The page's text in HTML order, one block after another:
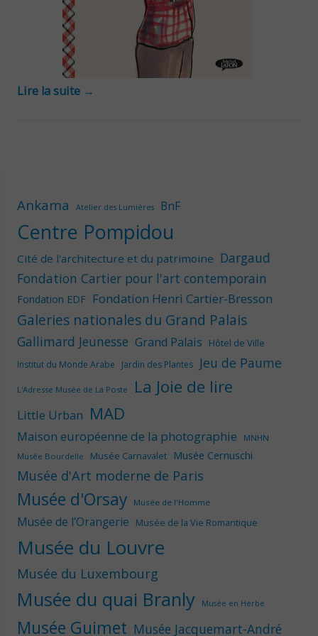
Lire la suite →
Ankama Atelier des Lumières BnF
Centre Pompidou
Cité de l'architecture et du patrimoine Dargaud
Fondation Cartier pour l'art contemporain
Fondation EDF Fondation Henri Cartier-Bresson
Galeries nationales du Grand Palais
Gallimard Jeunesse Grand Palais Hôtel de Ville
Institut du Monde Arabe Jardin des Plantes Jeu de Paume
L'Adresse Musée de La Poste La Joie de lire
Little Urban MAD
Maison européenne de la photographie
MNHN
Musée Bourdelle
Musée Carnavalet Musée Cernuschi
Musée d'Art moderne de Paris
Musée d'Orsay Musée de l'Homme
Musée de l'Orangerie Musée de la Vie Romantique
Musée du Louvre
Musée du Luxembourg
Musée du quai Branly Musée en Herbe
Musée Guimet Musée Jacquemart-André